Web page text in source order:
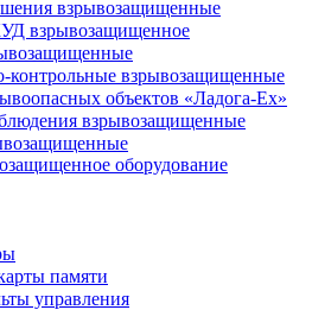
взрывозащищенные
взрывозащищенное
взрывозащищенные
объектов «Ладога-Ex»
взрывозащищенные
оборудование
памяти
управления